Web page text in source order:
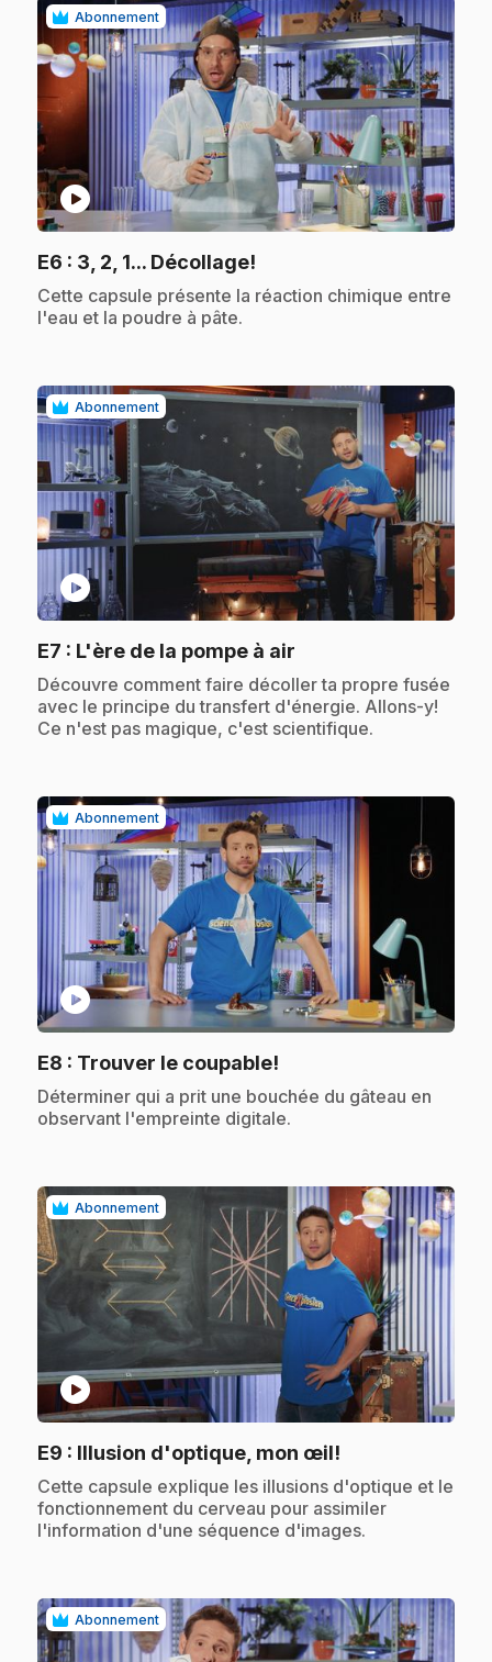
Abonnement
play_circle
E6 : 3, 2, 1... Décollage!
.Cette capsule présente la réaction chimique entre
l'eau et la poudre à pâte.
Abonnement
play_circle
E7 : L'ère de la pompe à air
.Découvre comment faire décoller ta propre fusée
avec le principe du transfert d'énergie. Allons-y!
Ce n'est pas magique, c'est scientifique.
Abonnement
play_circle
E8 : Trouver le coupable!
.Déterminer qui a prit une bouchée du gâteau en
observant l'empreinte digitale.
Abonnement
play_circle
E9 : Illusion d'optique, mon œil!
.Cette capsule explique les illusions d'optique et le
fonctionnement du cerveau pour assimiler
l'information d'une séquence d'images.
Abonnement